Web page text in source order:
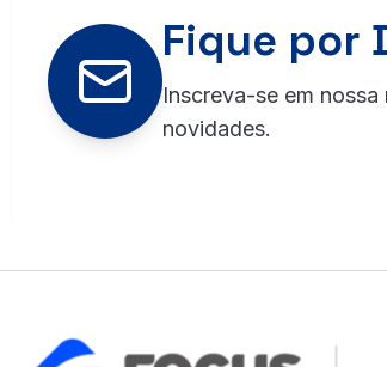
Fique por
Inscreva-se em
novidades.